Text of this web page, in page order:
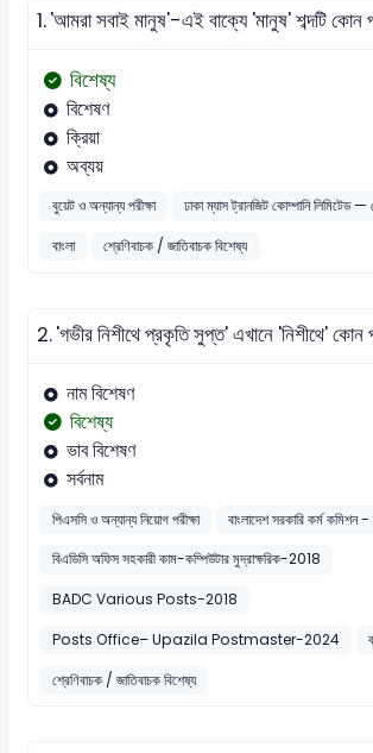
1.'আমরা সবাই মানুষ'-এই বাক্যে 'মানুষ' শব্দটি কোন
বিশেষ্য
বিশেষণ
ক্রিয়া
অব্যয়
বুয়েট ও অন্যান্য পরীক্ষা
ঢাকা ম্যাস ট্রানজিট কোম্পানি লিমিটেড —
বাংলা
শ্রেণিবাচক / জাতিবাচক বিশেষ্য
2.'গভীর নিশীথে প্রকৃতি সুপ্ত' এখানে 'নিশীথে' কোন
নাম বিশেষণ
বিশেষ্য
ভাব বিশেষণ
সর্বনাম
পিএসসি ও অন্যান্য নিয়োগ পরীক্ষা
বাংলাদেশ সরকারি কর্ম কমিশন
বিএডিসি অফিস সহকারী কাম-কম্পিউটার মুদ্রাক্ষরিক-2018
BADC Various Posts-2018
Posts Office– Upazila Postmaster-2024
শ্রেণিবাচক / জাতিবাচক বিশেষ্য